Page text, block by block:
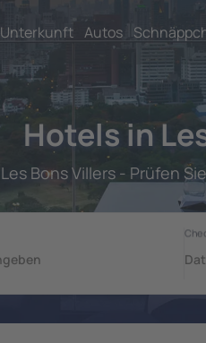
Unterkunft Autos
Hotels in
Les Bons Villers - Prüfen